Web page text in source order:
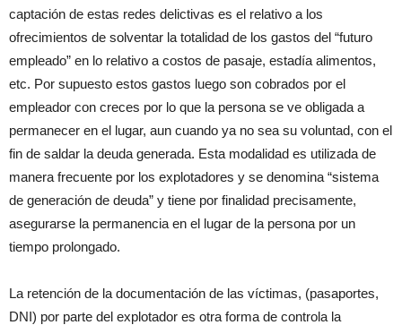
captación de estas redes delictivas es el relativo a los
ofrecimientos de solventar la totalidad de los gastos del “futuro
empleado” en lo relativo a costos de pasaje, estadía alimentos,
etc. Por supuesto estos gastos luego son cobrados por el
empleador con creces por lo que la persona se ve obligada a
permanecer en el lugar, aun cuando ya no sea su voluntad, con el
fin de saldar la deuda generada. Esta modalidad es utilizada de
manera frecuente por los explotadores y se denomina “sistema
de generación de deuda” y tiene por finalidad precisamente,
asegurarse la permanencia en el lugar de la persona por un
tiempo prolongado.
La retención de la documentación de las víctimas, (pasaportes,
DNI) por parte del explotador es otra forma de controla la